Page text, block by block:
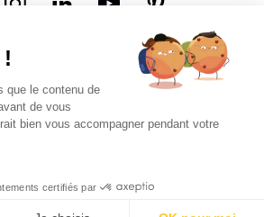
MTP. Tous droits réservés.
d'utilisation Mentions légales
que le contenu de
de vous
bien vous accompagner pendant votre
certifiés par